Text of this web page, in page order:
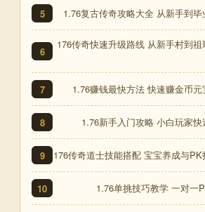
5 1.76复古传奇攻略大全 从新手到
6
176传奇快速升级路线 从新手村到祖
7 1.76赚钱最快方法 快速赚金币
8 1.76新手入门攻略 小白玩家
9 176传奇道士技能搭配 宝宝养成与PK
10 1.76单挑技巧教学 一对一